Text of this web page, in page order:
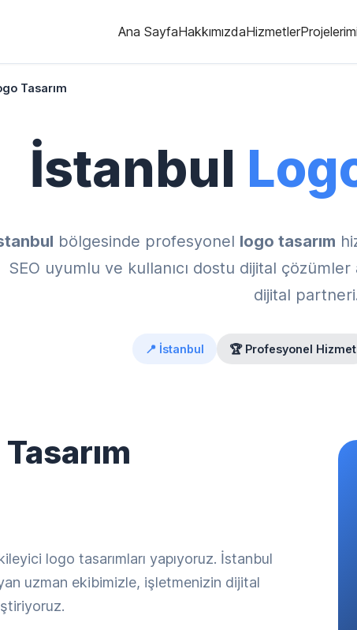
Ana SayfaHakkımızdaHizmetler
Tasarım
İstanbul
bölgesinde profesyonel logo tasarım
SEO uyumlu ve kullanıcı dostu dijital
dijital
📍 İstanbul 🏆 Profesyonel Hizmet
logo tasarımları yapıyoruz. İstanbul
uzman ekibimizle, işletmenizin dijital